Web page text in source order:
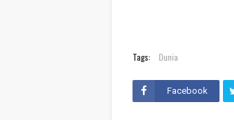
Tags: Dunia
Facebook